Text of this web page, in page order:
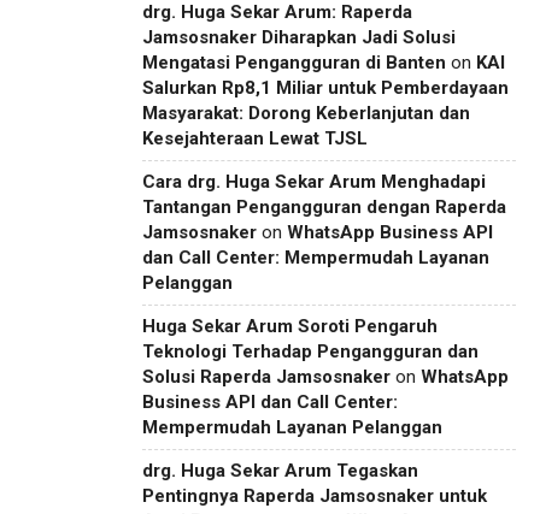
drg. Huga Sekar Arum: Raperda
Jamsosnaker Diharapkan Jadi Solusi
Mengatasi Pengangguran di Banten on KAI
Salurkan Rp8,1 Miliar untuk Pemberdayaan
Masyarakat: Dorong Keberlanjutan dan
Kesejahteraan Lewat TJSL
Cara drg. Huga Sekar Arum Menghadapi
Tantangan Pengangguran dengan Raperda
Jamsosnaker on WhatsApp Business API
dan Call Center: Mempermudah Layanan
Pelanggan
Huga Sekar Arum Soroti Pengaruh
Teknologi Terhadap Pengangguran dan
Solusi Raperda Jamsosnaker on WhatsApp
Business API dan Call Center:
Mempermudah Layanan Pelanggan
drg. Huga Sekar Arum Tegaskan
Pentingnya Raperda Jamsosnaker untuk